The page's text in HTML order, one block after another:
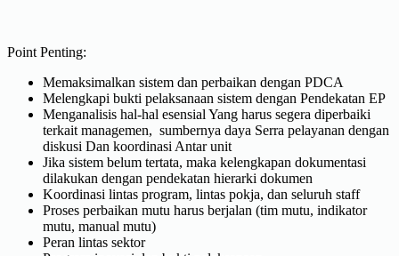
Point Penting:
Memaksimalkan sistem dan perbaikan dengan PDCA
Melengkapi bukti pelaksanaan sistem dengan Pendekatan EP
Menganalisis hal-hal esensial Yang harus segera diperbaiki
terkait managemen, sumbernya daya Serra pelayanan dengan
diskusi Dan koordinasi Antar unit
Jika sistem belum tertata, maka kelengkapan dokumentasi
dilakukan dengan pendekatan hierarki dokumen
Koordinasi lintas program, lintas pokja, dan seluruh staff
Proses perbaikan mutu harus berjalan (tim mutu, indikator
mutu, manual mutu)
Peran lintas sektor